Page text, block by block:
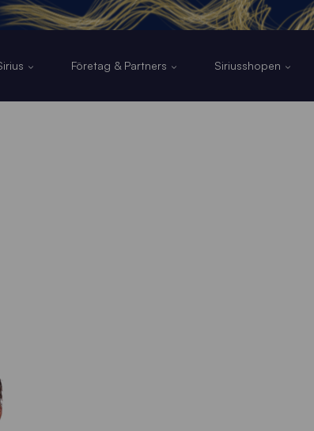
Företag & Partners Siriusshopen